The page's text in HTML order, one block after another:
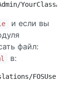
и если вы
файл:
в: